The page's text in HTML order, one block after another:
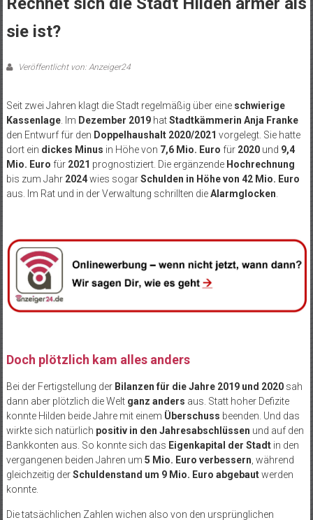
sie ist?
Veröffentlicht von: Anzeiger24
Seit zwei Jahren klagt die Stadt regelmäßig über eine schwierige
Kassenlage. Im Dezember 2019hatStadtkämmerin Anja Franke
den Entwurf für den Doppelhaushalt 2020/2021 vorgelegt. Sie hatte
dort ein dickes Minus in Höhe von 7,6 Mio. Euro für 2020und 9,4
Mio. Euro für 2021 prognostiziert. Die ergänzende Hochrechnung
bis zum Jahr 2024wies sogarSchulden in Höhe von 42 Mio. Euro
aus. Im Rat und in der Verwaltung schrillten dieAlarmglocken
Doch plötzlich kam alles anders
Bei der Fertigstellung der Bilanzen für die Jahre 2019 und 2020sah
dann aber plötzlich die Welt ganz anders aus. Statt hoher Defizite
konnte Hilden beide Jahre mit einem Überschuss beenden. Und das
wirkte sich natürlich positiv in den Jahresabschlüssen und auf den
Bankkonten aus. So konnte sich das Eigenkapital der Stadtin den
vergangenen beiden Jahren um 5 Mio. Euro verbessern, während
gleichzeitig derSchuldenstand um 9 Mio. Euro abgebautwerden
konnte.
Die tatsächlichen Zahlen wichen also von den ursprünglichen